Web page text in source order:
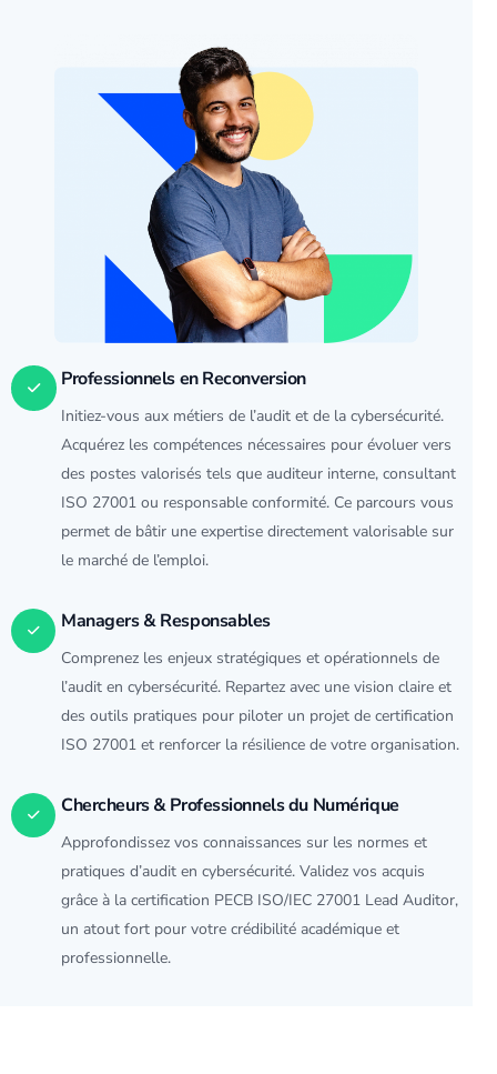
Professionnels en Reconversion
Initiez-vous aux métiers de l’audit et de la cybersécurité.
Acquérez les compétences nécessaires pour évoluer vers
des postes valorisés tels que auditeur interne, consultant
ISO 27001 ou responsable conformité. Ce parcours vous
permet de bâtir une expertise directement valorisable sur
le marché de l’emploi.
Managers & Responsables
Comprenez les enjeux stratégiques et opérationnels de
l’audit en cybersécurité. Repartez avec une vision claire et
des outils pratiques pour piloter un projet de certification
ISO 27001 et renforcer la résilience de votre organisation.
Chercheurs & Professionnels du Numérique
Approfondissez vos connaissances sur les normes et
pratiques d’audit en cybersécurité. Validez vos acquis
grâce à la certification PECB ISO/IEC 27001 Lead Auditor,
un atout fort pour votre crédibilité académique et
professionnelle.